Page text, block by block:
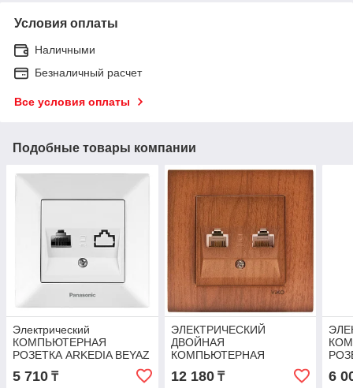
Условия оплаты
Наличными
Безналичный расчет
Все условия оплаты
Подобные товары компании
Электрический
КОМПЬЮТЕРНАЯ
РОЗЕТКА ARKEDIA BEYAZ
TEKLI DATA CAT5e (комп
х1)(VIKO)
5 710 ₸
ЭЛЕКТРИЧЕСКИЙ
ДВОЙНАЯ
КОМПЬЮТЕРНАЯ
РОЗЕТКА NOVELLA CEVIZ
12 180₸ 6